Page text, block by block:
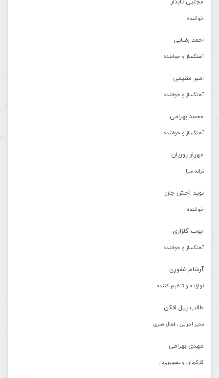
مجتبی تابدار
خواننده
احمد رضایی
آهنگساز و خواننده
امیر مقیمی
آهنگساز و خواننده
محمد بهرامی
آهنگساز و خواننده
مهیار پوریان
ترانه سرا
نوید آخش جان
خواننده
ایوب گلزاری
آهنگساز و خواننده
آرشام غفوری
نوازنده و تنظیم کننده
طالب پیل افکن
مدیر اجرایی ، فعال هنری
مهدی بهرامی
کارگردان و تصویربردار